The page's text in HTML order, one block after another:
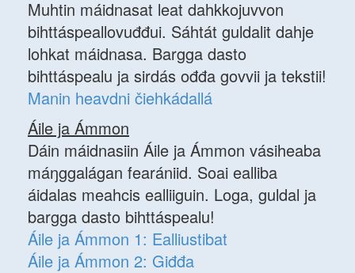
Muhtin máidnasat leat dahkkojuvvon
bihttáspeallovuđđui. Sáhtát guldalit dahje
lohkat máidnasa. Bargga dasto
bihttáspealu ja sirdás ođđa govvii ja tekstii!
Manin heavdni čiehkádallá
Áile ja Ámmon
Dáin máidnasiin Áile ja Ámmon vásiheaba
máŋggalágan fearániid. Soai ealliba
áidalas meahcis ealliiguin. Loga, guldal ja
bargga dasto bihttáspealu!
Áile ja Ámmon 1: Ealliustibat
Áile ja Ámmon 2: Giđđa